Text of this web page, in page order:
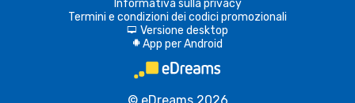
Informativa sulla privacy
Termini e condizioni dei codici promozionali
d Versione desktop
A App per Android